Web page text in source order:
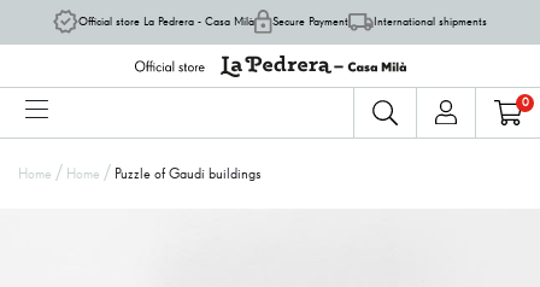
Official store La Pedrera - Casa Milà Secure Payment International shipments
0
Home / Home / Puzzle of Gaudí buildings